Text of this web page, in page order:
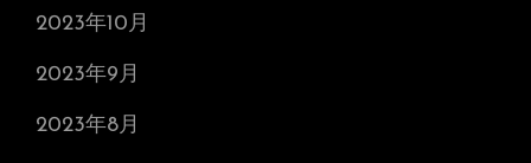
2023年10月
2023年9月
2023年8月